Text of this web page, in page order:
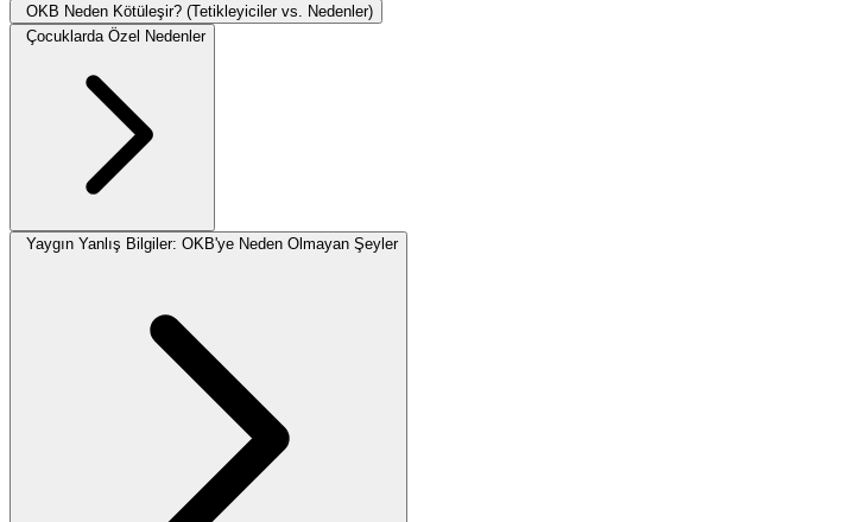
OKB Neden Kötüleşir? (Tetikleyiciler vs. Nedenler)
Çocuklarda Özel Nedenler
Yaygın Yanlış Bilgiler: OKB'ye Neden Olmayan Şeyler